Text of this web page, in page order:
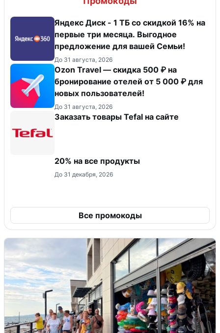
Яндекс Диск - 1 ТБ со скидкой 16% на
первые три месяца. Выгодное
предложение для вашей Семьи!
До 31 августа, 2026
Ozon Travel — скидка 500 ₽ на
бронирование отелей от 5 000 ₽ для
новых пользователей!
До 31 августа, 2026
Заказать товары Tefal на сайте
20% на все продукты
До 31 декабря, 2026
Все промокоды